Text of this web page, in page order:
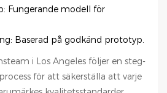
Fungerande modell för
Baserad på godkänd prototyp.
i Los Angeles följer en steg-
för att säkerställa att varje